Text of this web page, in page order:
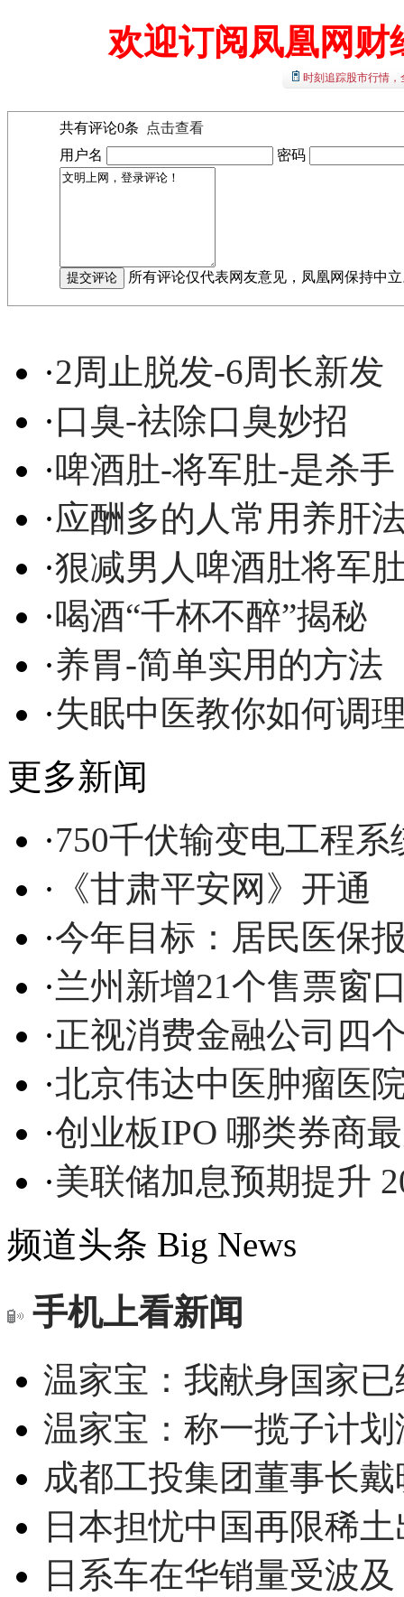
欢迎订阅凤凰网财
时刻追踪股市行情
共有评论0条
点击查看
用户名
密码
所有评论仅代表网友意见，凤凰网保持中
·2周止脱发-6周长新发
·口臭-祛除口臭妙招
·啤酒肚-将军肚-是杀手
·应酬多的人常用养肝
·狠减男人啤酒肚将军
·喝酒“千杯不醉”揭秘
·养胃-简单实用的方法
·失眠中医教你如何调
更多新闻
·750千伏输变电工程系
· 《甘肃平安网》开通
·今年目标：居民医保
·兰州新增21个售票窗
·正视消费金融公司四
·北京伟达中医肿瘤医
·创业板IPO 哪类券商
·美联储加息预期提升
频道头条 Big News
手机上看新闻
温家宝：我献身国家
温家宝：称一揽子计
成都工投集团董事长
日本担忧中国再限稀
日系车在华销量受波